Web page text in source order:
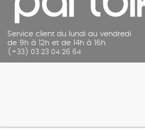
Service client du lundi au vendredi
de 9h à 12h et de 14h à 16h.
(+33) 03 23 04 26 64